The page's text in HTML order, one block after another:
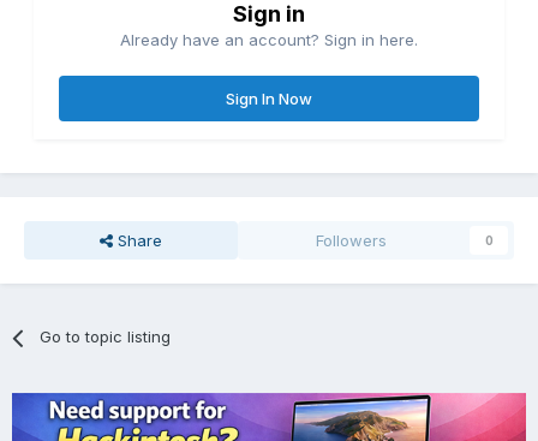
Sign in
Already have an account? Sign in here.
Sign In Now
Share Followers 0
Go to topic listing